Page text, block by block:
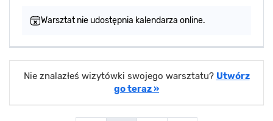
Warsztat nie udostępnia kalendarza online.
Nie znalazłeś wizytówki swojego warsztatu? Utwórz
go teraz »